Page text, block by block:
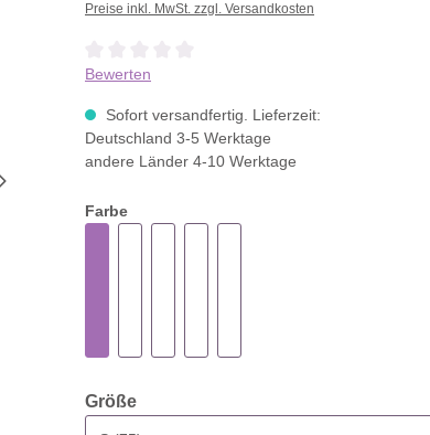
Preise inkl. MwSt. zzgl. Versandkosten
Durchschnittliche Bewertung von 0 von 5 Sternen
Bewerten
Sofort versandfertig. Lieferzeit:
Deutschland 3-5 Werktage
andere Länder 4-10 Werktage
Farbe
Größeauswählen